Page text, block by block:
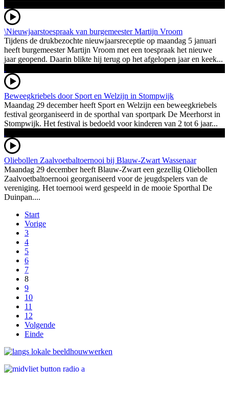
\Nieuwjaarstoespraak van burgemeester Martijn Vroom
Tijdens de drukbezochte nieuwjaarsreceptie op maandag 5 januari
heeft burgemeester Martijn Vroom met een toespraak het nieuwe
jaar geopend. Daarin blikte hij terug op het afgelopen jaar en keek...
Beweegkriebels door Sport en Welzijn in Stompwijk
Maandag 29 december heeft Sport en Welzijn een beweegkriebels
festival georganiseerd in de sporthal van sportpark De Meerhorst in
Stompwijk. Het festival is bedoeld voor kinderen van 2 tot 6 jaar...
Oliebollen Zaalvoetbaltoernooi bij Blauw-Zwart Wassenaar
Maandag 29 december heeft Blauw-Zwart een gezellig Oliebollen
Zaalvoetbaltoernooi georganiseerd voor de jeugdspelers van de
vereniging. Het toernooi werd gespeeld in de mooie Sporthal De
Duinpan....
Start
Vorige
3
4
5
6
7
8
9
10
11
12
Volgende
Einde